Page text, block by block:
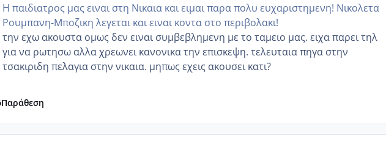
H παιδιατρος μας ειναι στη Νικαια και ειμαι παρα πολυ ευχαριστημενη! Νικολετα
Ρουμπανη-Μποζικη λεγεται και ειναι κοντα στο περιβολακι!
την εχω ακουστα ομως δεν ειναι συμβεβλημενη με το ταμειο μας. ειχα παρει τηλ
για να ρωτησω αλλα χρεωνει κανονικα την επισκεψη. τελευταια πηγα στην
τσακιριδη πελαγια στην νικαια. μηπως εχεις ακουσει κατι?
Παράθεση